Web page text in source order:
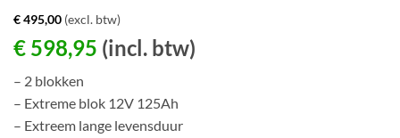
€495,00 (excl. btw)
€ 598,95 (incl. btw)
– 2 blokken
– Extreme blok 12V 125Ah
– Extreem lange levensduur